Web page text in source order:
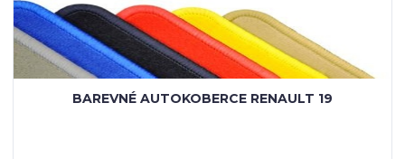
BAREVNÉ AUTOKOBERCE RENAULT 19